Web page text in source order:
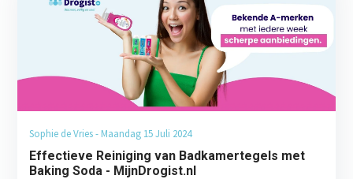
Sophie de Vries - Maandag 15 Juli 2024
Effectieve Reiniging van Badkamertegels met
Baking Soda - MijnDrogist.nl